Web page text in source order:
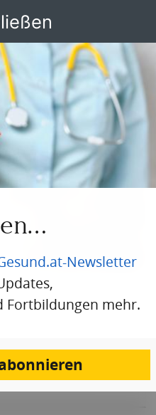
der Österreichischen
und Prävention
alle Ärzt:innen
ist die korrekte
Absicherung der geschädigten
von einer hohen
Newsletter
Fortbildungen mehr.